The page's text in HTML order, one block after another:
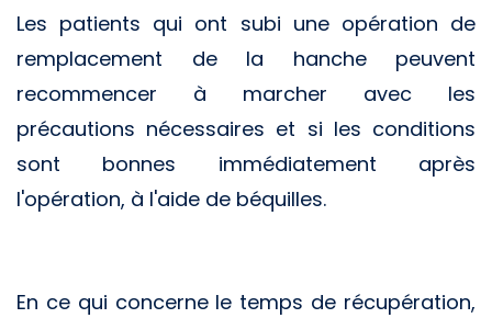
Les patients qui ont subi une opération de
remplacement de la hanche peuvent
recommencer à marcher avec les
précautions nécessaires et si les conditions
sont bonnes immédiatement après
l'opération, à l'aide de béquilles.
En ce qui concerne le temps de récupération,